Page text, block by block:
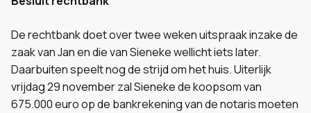
De rechtbank doet over twee weken uitspraak inzake de
zaak van Jan en die van Sieneke wellicht iets later.
Daarbuiten speelt nog de strijd om het huis. Uiterlijk
vrijdag 29 november zal Sieneke de koopsom van
675.000 euro op de bankrekening van de notaris moeten